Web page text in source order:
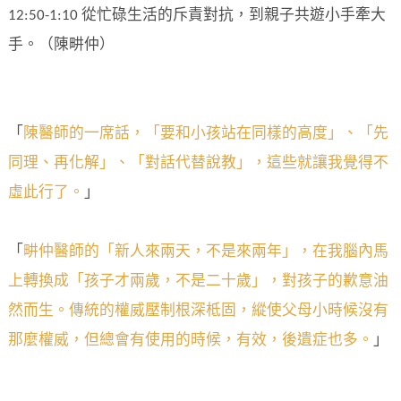
12:50-1:10 從忙碌生活的斥責對抗，到親子共遊小手牽大
手。（陳畊仲）
「 陳醫師的一席話，「要和小孩站在同樣的高度」、「先
同理、再化解」、「對話代替說教」，這些就讓我覺得不
虛此行了。 」
「 畊仲醫師的「新人來兩天，不是來兩年」，在我腦內馬
上轉換成「孩子才兩歲，不是二十歲」，對孩子的歉意油
然而生。傳統的權威壓制根深柢固，縱使父母小時候沒有
那麼權威，但總會有使用的時候，有效，後遺症也多。 」